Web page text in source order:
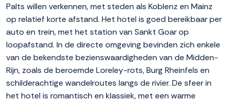
Palts willen verkennen, met steden als Koblenz en Mainz
op relatief korte afstand. Het hotel is goed bereikbaar per
auto en trein, met het station van Sankt Goar op
loopafstand. In de directe omgeving bevinden zich enkele
van de bekendste bezienswaardigheden van de Midden-
Rijn, zoals de beroemde Loreley-rots, Burg Rheinfels en
schilderachtige wandelroutes langs de rivier. De sfeer in
het hotel is romantisch en klassiek, met een warme